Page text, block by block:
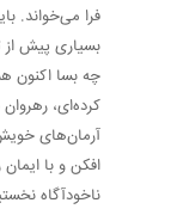
فرا می‌خواند.
بسیاری پیش
چه بسا اکنون
کرده‌ای،
آرمان‌های خویش
افکن و با
ناخودآگاه